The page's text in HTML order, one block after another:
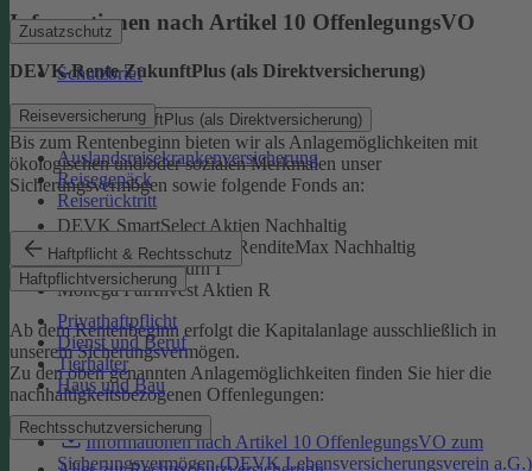
Zusatzschutz
Schutzbrief
Reiseversicherung
Auslandsreisekrankenversicherung
Reisegepäck
Reiserücktritt
Haftpflicht & Rechtsschutz
Haftpflichtversicherung
Privathaftpflicht
Dienst und Beruf
Tierhalter
Haus und Bau
Rechtsschutzversicherung
Informationen nach Artikel 10 OffenlegungsVO
DEVK-Rente ZukunftPlus (als Direktversicherung)
DEVK-Rente ZukunftPlus (als Direktversicherung)
Bis zum Rentenbeginn bieten wir als Anlagemöglichkeiten mit
ökologischen und/oder sozialen Merkmalen unser
Sicherungsvermögen sowie folgende Fonds an:
DEVK SmartSelect Aktien Nachhaltig
DEVK-Anlagekonzept RenditeMax Nachhaltig
Lupus Alpha Return I
Monega FairInvest Aktien R
Ab dem Rentenbeginn erfolgt die Kapitalanlage ausschließlich in
unserem Sicherungsvermögen.
Zu den oben genannten Anlagemöglichkeiten finden Sie hier die
nachhaltigkeitsbezogenen Offenlegungen:
Informationen nach Artikel 10 OffenlegungsVO zum
Sicherungsvermögen (DEVK Lebensversicherungsverein a.G.)